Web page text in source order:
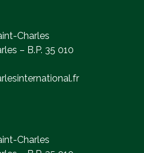
Charles
– B.P. 35 010
Charles